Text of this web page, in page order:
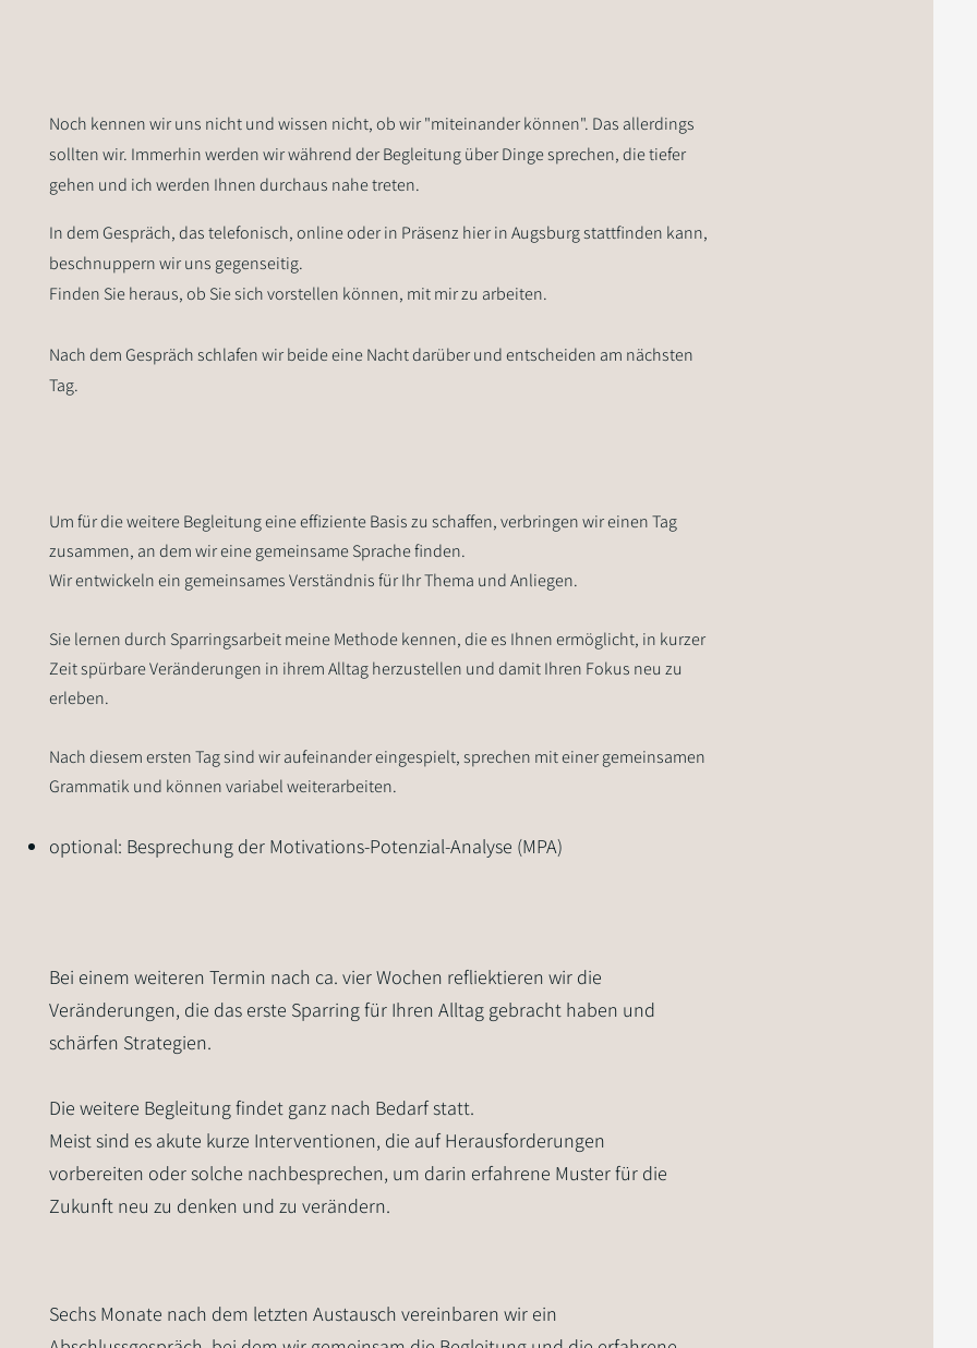
Noch kennen wir uns nicht und wissen nicht, ob wir "miteinander können". Das allerdings
sollten wir. Immerhin werden wir während der Begleitung über Dinge sprechen, die tiefer
gehen und ich werden Ihnen durchaus nahe treten.
In dem Gespräch, das telefonisch, online oder in Präsenz hier in Augsburg stattfinden kann,
beschnuppern wir uns gegenseitig.
Finden Sie heraus, ob Sie sich vorstellen können, mit mir zu arbeiten.
Nach dem Gespräch schlafen wir beide eine Nacht darüber und entscheiden am nächsten
Tag.
Um für die weitere Begleitung eine effiziente Basis zu schaffen, verbringen wir einen Tag
zusammen, an dem wir eine gemeinsame Sprache finden.
Wir entwickeln ein gemeinsames Verständnis für Ihr Thema und Anliegen.
Sie lernen durch Sparringsarbeit meine Methode kennen, die es Ihnen ermöglicht, in kurzer
Zeit spürbare Veränderungen in ihrem Alltag herzustellen und damit Ihren Fokus neu zu
erleben.
Nach diesem ersten Tag sind wir aufeinander eingespielt, sprechen mit einer gemeinsamen
Grammatik und können variabel weiterarbeiten.
optional: Besprechung der Motivations-Potenzial-Analyse (MPA)
Bei einem weiteren Termin nach ca. vier Wochen refliektieren wir die
Veränderungen, die das erste Sparring für Ihren Alltag gebracht haben und
schärfen Strategien.
Die weitere Begleitung findet ganz nach Bedarf statt.
Meist sind es akute kurze Interventionen, die auf Herausforderungen
vorbereiten oder solche nachbesprechen, um darin erfahrene Muster für die
Zukunft neu zu denken und zu verändern.
Sechs Monate nach dem letzten Austausch vereinbaren wir ein